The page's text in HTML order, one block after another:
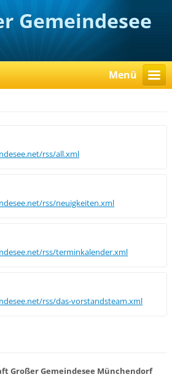
Gemeindesee
Menü
rss/all.xml
rss/neuigkeiten.xml
rss/terminkalender.xml
rss/das-vorstandsteam.xml
Großer Gemeindesee Münchendorf